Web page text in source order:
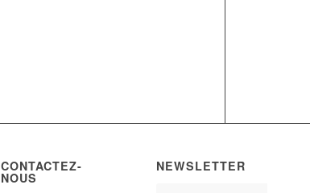
CONTACTEZ-
NOUS
NEWSLETTER